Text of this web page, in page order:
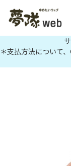
＊支払方法について